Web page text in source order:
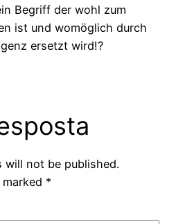
Begriff der wohl zum
ist und womöglich durch
ersetzt wird!?
will not be published.
*